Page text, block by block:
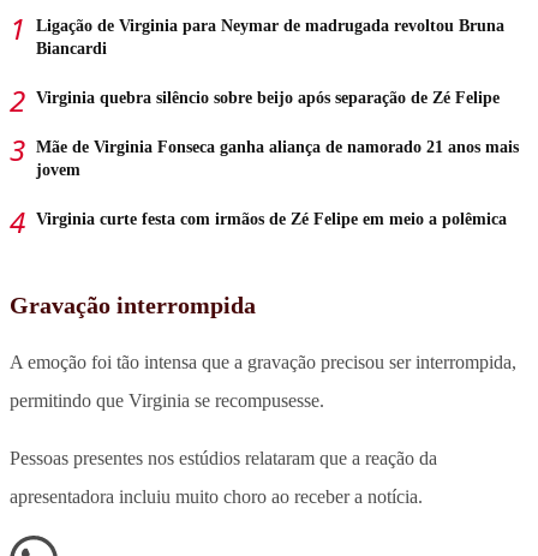
Ligação de Virginia para Neymar de madrugada revoltou Bruna
Biancardi
Virginia quebra silêncio sobre beijo após separação de Zé Felipe
Mãe de Virginia Fonseca ganha aliança de namorado 21 anos mais
jovem
Virginia curte festa com irmãos de Zé Felipe em meio a polêmica
Gravação interrompida
A emoção foi tão intensa que a gravação precisou ser interrompida,
permitindo que Virginia se recompusesse.
Pessoas presentes nos estúdios relataram que a reação da
apresentadora incluiu muito choro ao receber a notícia.